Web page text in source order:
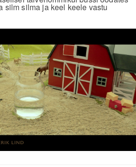
silm silma ja keel keele vastu